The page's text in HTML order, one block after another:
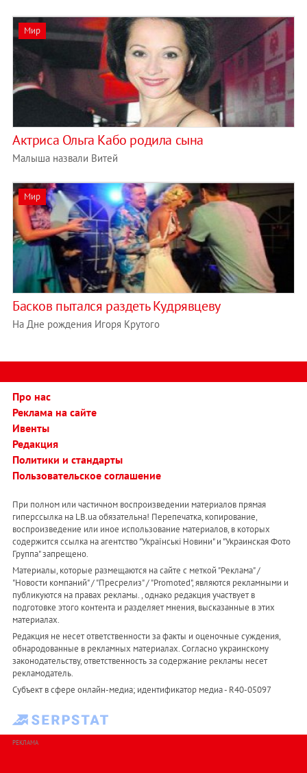
Мир
Актриса Ольга Кабо родила сына
Малыша назвали Витей
Мир
Басков пытался раздеть Кудрявцеву
На Дне рождения Игоря Крутого
Про нас
Реклама на сайте
Ивенты
Редакция
Политики и стандарты
Пользовательское соглашение
При полном или частичном воспроизведении материалов прямая
гиперссылка на LB.ua обязательна! Перепечатка, копирование,
воспроизведение или иное использование материалов, в которых
содержится ссылка на агентство "Українськi Новини" и "Украинская Фото
Группа" запрещено.
Материалы, которые размещаются на сайте с меткой "Реклама" /
"Новости компаний" / "Пресрелиз" / "Promoted", являются рекламными и
публикуются на правах рекламы. , однако редакция участвует в
подготовке этого контента и разделяет мнения, высказанные в этих
материалах.
Редакция не несет ответственности за факты и оценочные суждения,
обнародованные в рекламных материалах. Согласно украинскому
законодательству, ответственность за содержание рекламы несет
рекламодатель.
Субъект в сфере онлайн-медиа; идентификатор медиа - R40-05097
РЕКЛАМА